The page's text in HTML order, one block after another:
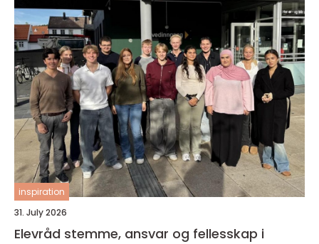
inspiration
31. July 2026
Elevråd stemme, ansvar og fellesskap i